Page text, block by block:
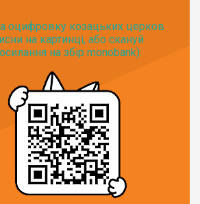
оцифровку козацьких церков
на картинці, або скануй
на збір monobank):